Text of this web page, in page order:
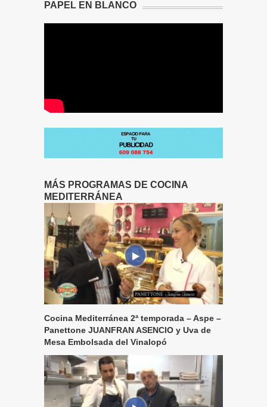
PAPEL EN BLANCO
MÁS PROGRAMAS DE COCINA
MEDITERRÁNEA
Cocina Mediterránea 2ª temporada – Aspe –
Panettone JUANFRAN ASENCIO y Uva de
Mesa Embolsada del Vinalopó